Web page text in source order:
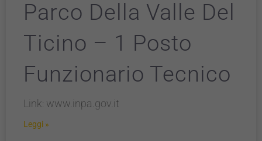
Parco Della Valle Del
Ticino – 1 Posto
Funzionario Tecnico
Link: www.inpa.gov.it
Leggi »